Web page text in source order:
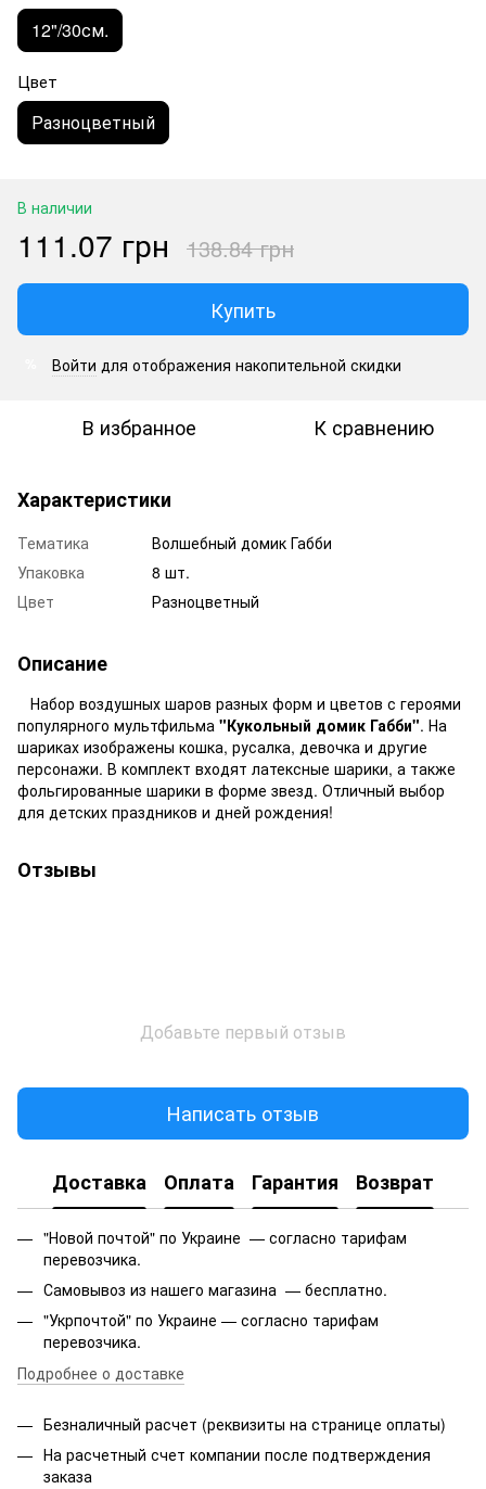
12"/30см.
Цвет
Разноцветный
В наличии
111.07 грн 138.84 грн
Купить
Войти для отображения накопительной скидки
В избранное К сравнению
Характеристики
Тематика
Волшебный домик Габби
Упаковка
8 шт.
Цвет
Разноцветный
Описание
Набор воздушных шаров разных форм и цветов с героями
популярного мультфильма "Кукольный домик Габби". На
шариках изображены кошка, русалка, девочка и другие
персонажи. В комплект входят латексные шарики, а также
фольгированные шарики в форме звезд. Отличный выбор
для детских праздников и дней рождения!
Отзывы
Добавьте первый отзыв
Написать отзыв
Доставка Оплата Гарантия Возврат
"Новой почтой" по Украине — согласно тарифам
перевозчика.
Самовывоз из нашего магазина — бесплатно.
"Укрпочтой" по Украине — согласно тарифам
перевозчика.
Подробнее о доставке
Безналичный расчет (реквизиты на странице оплаты)
На расчетный счет компании после подтверждения
заказа